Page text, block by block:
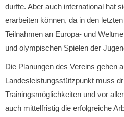
durfte. Aber auch international hat
erarbeiten können, da in den
Teilnahmen an Europa- und
und olympischen Spielen der
Die Planungen des Vereins gehen
Landesleistungsstützpunkt muss
Trainingsmöglichkeiten und vor
auch mittelfristig die erfolgreiche